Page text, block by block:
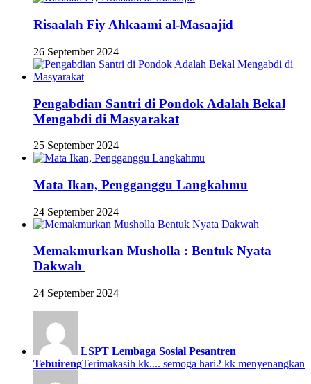
Risaalah Fiy Ahkaami al-Masaajid
26 September 2024
Pengabdian Santri di Pondok Adalah Bekal
Mengabdi di Masyarakat
25 September 2024
Mata Ikan, Pengganggu Langkahmu
24 September 2024
Memakmurkan Musholla : Bentuk Nyata
Dakwah
24 September 2024
LSPT Lembaga Sosial Pesantren
TebuirengTerimakasih kk.... semoga hari2 kk menyenangkan